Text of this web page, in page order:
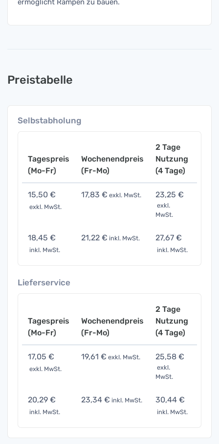
ermöglicht Rampen zu bauen.
Preistabelle
Selbstabholung
Tagespreis
(Mo-Fr)
Wochenendpreis
(Fr-Mo)
2 Tage
Nutzung
(4 Tage)
15,50 €
exkl. MwSt.
17,83 € exkl. MwSt. 23,25 €
exkl.
MwSt.
18,45 €
inkl. MwSt.
21,22 € inkl. MwSt. 27,67 €
inkl. MwSt.
Lieferservice
Tagespreis
(Mo-Fr)
Wochenendpreis
(Fr-Mo)
2 Tage
Nutzung
(4 Tage)
17,05 €
exkl. MwSt.
19,61 € exkl. MwSt. 25,58 €
exkl.
MwSt.
20,29 €
inkl. MwSt.
23,34 € inkl. MwSt. 30,44 €
inkl. MwSt.